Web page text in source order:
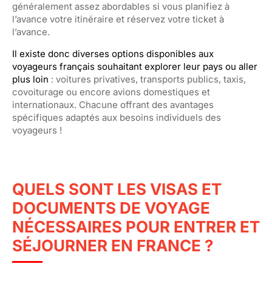
généralement assez abordables si vous planifiez à
l’avance votre itinéraire et réservez votre ticket à
l’avance.
Il existe donc diverses options disponibles aux
voyageurs français souhaitant explorer leur pays ou aller
plus loin : voitures privatives, transports publics, taxis,
covoiturage ou encore avions domestiques et
internationaux. Chacune offrant des avantages
spécifiques adaptés aux besoins individuels des
voyageurs !
QUELS SONT LES VISAS ET
DOCUMENTS DE VOYAGE
NÉCESSAIRES POUR ENTRER ET
SÉJOURNER EN FRANCE ?